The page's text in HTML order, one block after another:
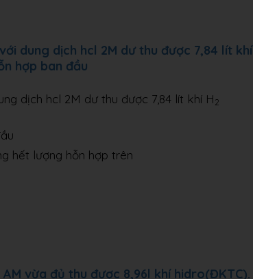
dung dịch hcl 2M dư thu được 7,84 lít khí
hợp ban đầu
dịch hcl 2M dư thu được 7,84 lít khí H2
hết lượng hỗn hợp trên
vừa đủ thu được 8,96l khí hidro(ĐKTC).